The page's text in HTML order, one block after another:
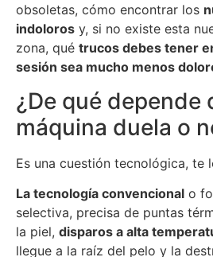
obsoletas, cómo encontrar los
indoloros y, si no existe esta
zona, qué trucos debes tener
sesión sea mucho menos
¿De qué depende
máquina duela o
Es una cuestión tecnológica, te
La tecnología convencional o
selectiva, precisa de puntas
la piel, disparos a alta
llegue a la raíz del pelo y la